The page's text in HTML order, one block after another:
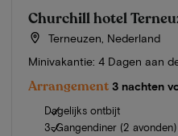
Churchill hotel
Terneuzen, Nederland
Minivakantie: 4 Dagen aan
Arrangement 3 nachten
Dagelijks ontbijt
3-Gangendiner (2 avonden)